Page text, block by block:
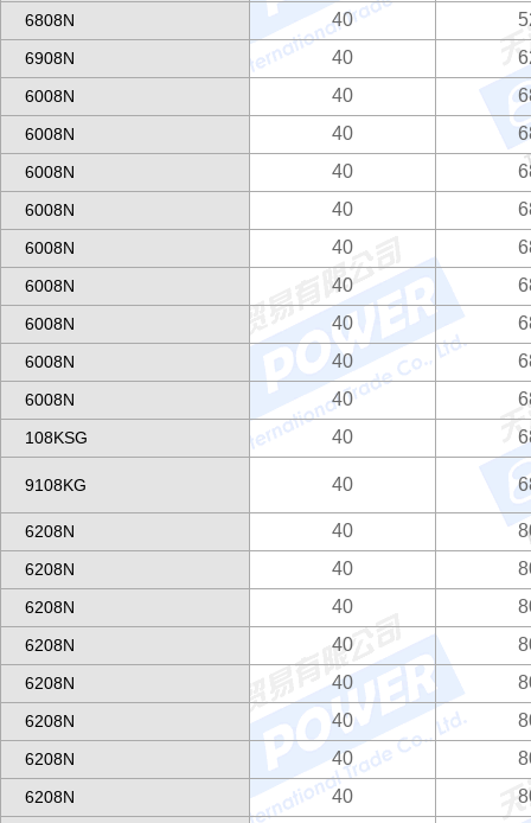
6808N 40
6908N 40
6008N 40
6008N 40
6008N 40
6008N 40
6008N 40
6008N 40
6008N 40
6008N 40
6008N 40
108KSG 40
9108KG 40
6208N 40
6208N 40
6208N 40
6208N 40
6208N 40
6208N 40
6208N 40
6208N 40